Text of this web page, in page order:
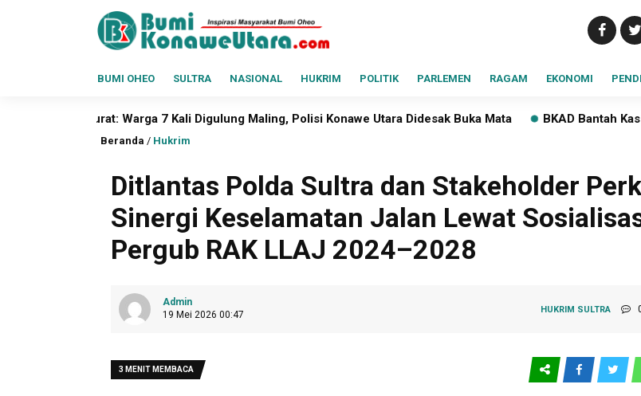
BUMI OHEO SULTRA NASIONAL HUKRIM POLITIK PARLEMEN RAGAM EKONOMI
7 Kali Digulung Maling, Polisi Konawe Utara Didesak Buka Mata BKAD Bantah Kas Daerah Kosong, Upah
Beranda / Hukrim
Ditlantas Polda Sultra dan Stakeholder
Sinergi Keselamatan Jalan Lewat
Pergub RAK LLAJ 2024–2028
Admin
19 Mei 2026 00:47
HUKRIM SULTRA
3 MENIT MEMBACA